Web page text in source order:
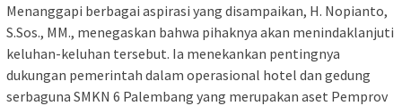
Menanggapi berbagai aspirasi yang disampaikan, H. Nopianto,
S.Sos., MM., menegaskan bahwa pihaknya akan menindaklanjuti
keluhan-keluhan tersebut. Ia menekankan pentingnya
dukungan pemerintah dalam operasional hotel dan gedung
serbaguna SMKN 6 Palembang yang merupakan aset Pemprov